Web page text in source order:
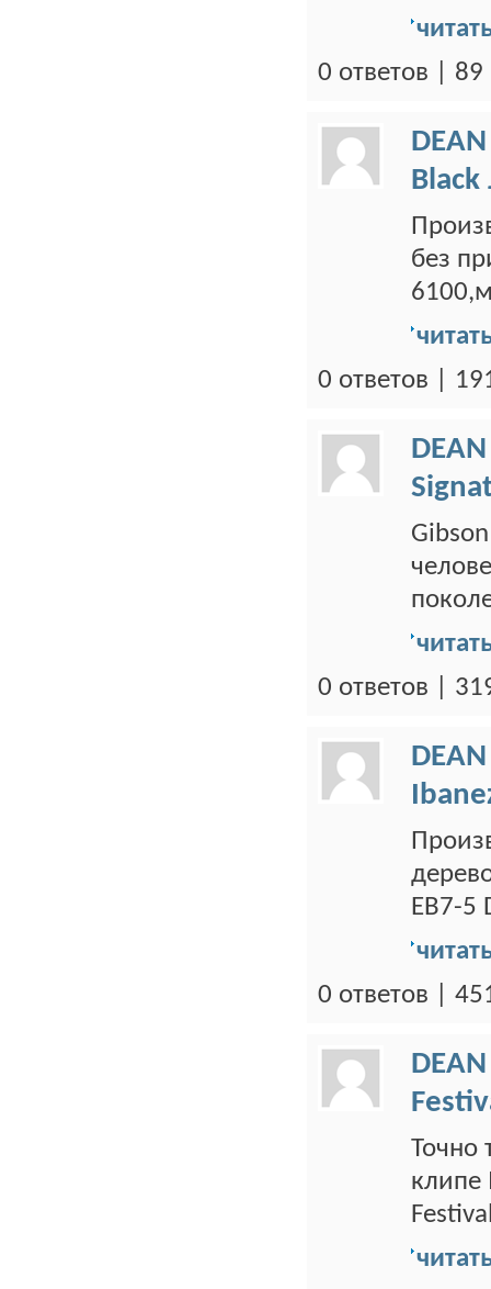
0 ответов |
DEAN
Black
без
0 ответов |
DEAN
0 ответов |
DEAN
EB7-5
0 ответов |
DEAN
Точно
клипе